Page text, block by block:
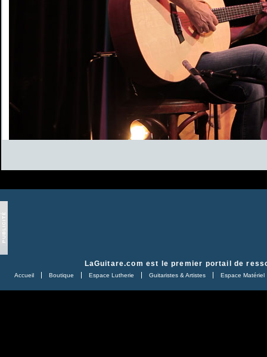
LaGuitare.com est le premier portail de
Accueil Boutique Espace Lutherie Guitaristes & Artistes Espace Matériel